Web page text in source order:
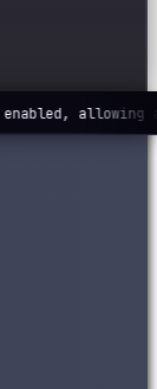
enabled, allowing